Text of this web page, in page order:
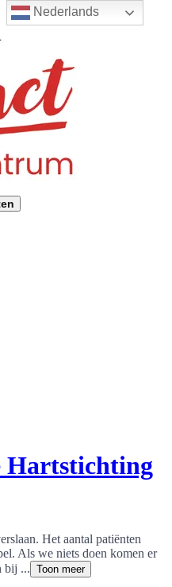
Nederlands
Hartstichting
Het aantal patiënten
Als we niets doen komen er
bij ... Toon meer